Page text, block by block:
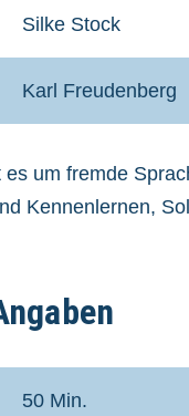
Silke Stock
Karl Freudenberg
um fremde
Kennenlernen,
50 Min.